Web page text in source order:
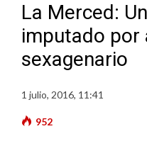
La Merced:
imputado por
sexagenario
1 julio, 2016, 11:41
952